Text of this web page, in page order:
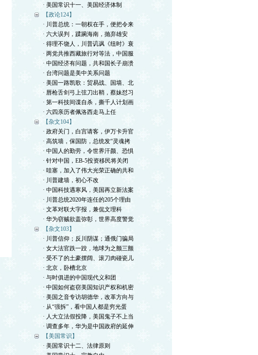
· 美国常识十一、美国经济体制
【政论124】
· 川普总统：一朝权在手，便把令来
· 六大误判，蹂躏海南，抛弃雄安
· 得理不饶人，川普讥讽《纽时》衰
· 两党共推西藏旅行对等法，中国服
· 中国经济有问题，共和国长子崩溃
· 台湾问题是美中关系问题
· 美国一路凯歌：贸易战、国墙、北
· 唇枪舌剑弓上弦刀出鞘，蔡妹怼习
· 第一科技间谍自杀，撕千人计划画
· 六四亲历者佩洛西走马上任
【杂文104】
· 政府关门，白宫请客，伊万卡升官
· 高筑墙，保国防，总统发“灵魂拷
· 中国人的勤劳，令世界汗颜、恐惧
· 针对中国，EB-5投资移民将关闭
· 哇塞，加入了伟大光荣正确的共和
· 川普建墙，初心不改
· 中国科技遇寒风，美国再立新法案
· 川普总统2020年连任的205个理由
· 文革对联大字报，兼侃文理科
· 华为窃贼欲盖弥彰，世界高度警觉
【杂文103】
· 川普信仰；反川阴谋；通俄门骗局
· 女大法官跌一跤，地球为之颤三颤
· 受不了的土豪摆阔、滚刀肉碰瓷儿
· 北京，卧槽北京
· 与时俱进的中国现代义和团
· 中国如何盗窃美国知识产权和机密
· 美国之音专访胡德华，改革方向与
· 从“强拆”，看中国人都是穷光蛋
· 人大立法假投降，美国鬼子不上当
· 调查多年，华为是中国政府的延伸
【美国常识】
· 美国常识十二、法律原则